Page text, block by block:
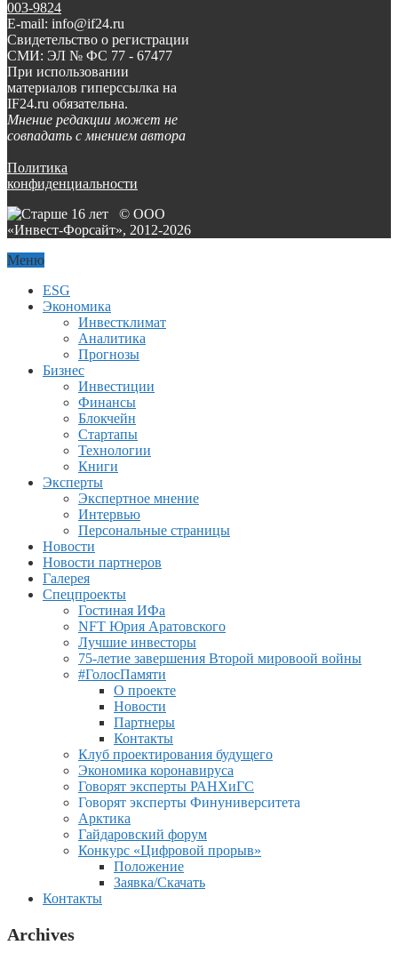
003-9824
E-mail: info@if24.ru
Свидетельство о регистрации
СМИ: ЭЛ № ФС 77 - 67477
При использовании
материалов гиперссылка на
IF24.ru обязательна.
Мнение редакции может не
совпадать с мнением автора
Политика
конфиденциальности
© ООО
«Инвест-Форсайт», 2012-2026
Меню
ESG
Экономика
Инвестклимат
Аналитика
Прогнозы
Бизнес
Инвестиции
Финансы
Блокчейн
Стартапы
Технологии
Книги
Эксперты
Экспертное мнение
Интервью
Персональные страницы
Новости
Новости партнеров
Галерея
Спецпроекты
Гостиная ИФа
NFT Юрия Аратовского
Лучшие инвесторы
75-летие завершения Второй мировоой войны
#ГолосПамяти
О проекте
Новости
Партнеры
Контакты
Клуб проектирования будущего
Экономика коронавируса
Говорят эксперты РАНХиГС
Говорят эксперты Финуниверситета
Арктика
Гайдаровский форум
Конкурс «Цифровой прорыв»
Положение
Заявка/Скачать
Контакты
Archives